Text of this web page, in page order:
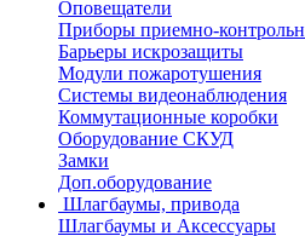
Оповещатели
Приборы приемно-
Барьеры искрозащиты
Модули пожаротушения
Системы видеонаблюдения
Коммутационные коробки
Оборудование СКУД
Замки
Доп.оборудование
Шлагбаумы, привода
Шлагбаумы и Аксессуары